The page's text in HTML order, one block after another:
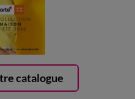
catalogue